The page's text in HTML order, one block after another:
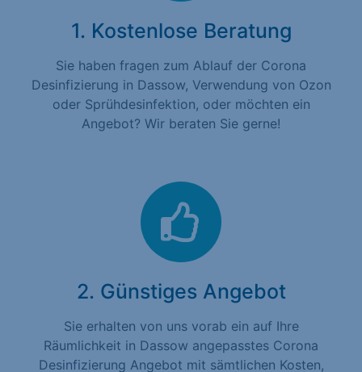
1. Kostenlose Beratung
Sie haben fragen zum Ablauf der Corona
Desinfizierung in Dassow, Verwendung von Ozon
oder Sprühdesinfektion, oder möchten ein
Angebot? Wir beraten Sie gerne!
2. Günstiges Angebot
Sie erhalten von uns vorab ein auf Ihre
Räumlichkeit in Dassow angepasstes Corona
Desinfizierung Angebot mit sämtlichen Kosten,